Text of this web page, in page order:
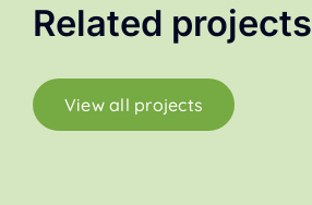
Related projects
View all projects